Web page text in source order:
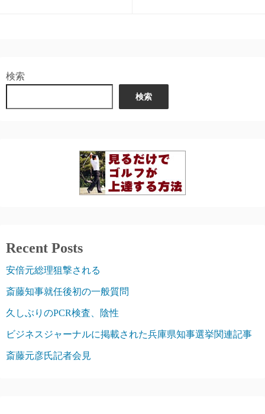
検索
検索
Recent Posts
安倍元総理狙撃される
斎藤知事就任後初の一般質問
久しぶりのPCR検査、陰性
ビジネスジャーナルに掲載された兵庫県知事選挙関連記事
斎藤元彦氏記者会見